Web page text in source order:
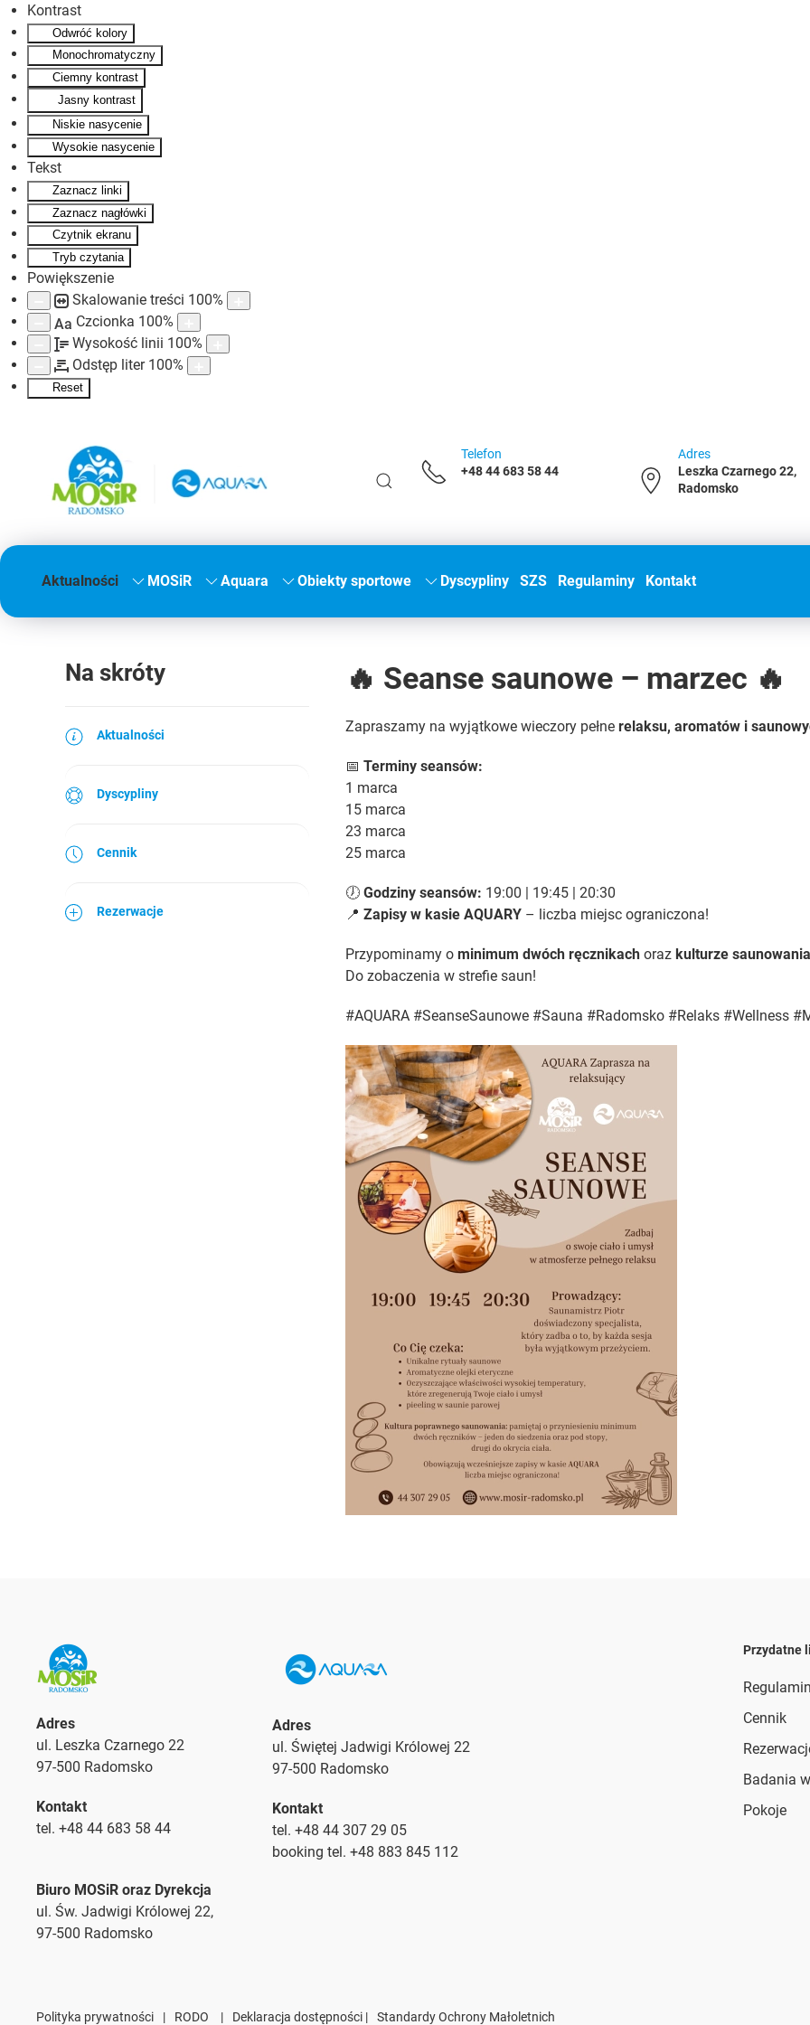
Kontrast
Odwróć kolory
Monochromatyczny
Ciemny kontrast
Jasny kontrast
Niskie nasycenie
Wysokie nasycenie
Tekst
Zaznacz linki
Zaznacz nagłówki
Czytnik ekranu
Tryb czytania
Powiększenie
Skalowanie treści 100%
Aa Czcionka 100%
Wysokość linii 100%
Odstęp liter 100%
Reset
Skip to main content
Telefon
+48 44 683 58 44
Adres
Leszka Czarnego 22,
Radomsko
Aktualności MOSiR Aquara Obiekty sportowe Dyscypliny SZS Regulaminy Kontakt
Na skróty
Aktualności
Dyscypliny
Cennik
Rezerwacje
🔥 Seanse saunowe – marzec 🔥
Zapraszamy na wyjątkowe wieczory pełne relaksu, aromatów i
📅 Terminy seansów:
1 marca
15 marca
23 marca
25 marca
🕖 Godziny seansów: 19:00 | 19:45 | 20:30
📍 Zapisy w kasie AQUARY – liczba miejsc ograniczona!
Przypominamy o minimum dwóch ręcznikach oraz kulturze saunowania
Do zobaczenia w strefie saun!
#AQUARA #SeanseSaunowe #Sauna #Radomsko #Relaks #Wellness
Adres
ul. Leszka Czarnego 22
97-500 Radomsko
Kontakt
tel. +48 44 683 58 44
Biuro MOSiR oraz Dyrekcja
ul. Św. Jadwigi Królowej 22,
97-500 Radomsko
Adres
ul. Świętej Jadwigi Królowej 22
97-500 Radomsko
Kontakt
tel. +48 44 307 29 05
booking tel. +48 883 845 112
Przydatne
Cennik
Badania
Pokoje
Polityka prywatności | RODO | Deklaracja dostępności | Standardy Ochrony Małoletnich